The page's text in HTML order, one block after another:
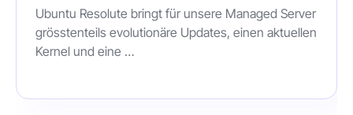
Ubuntu Resolute bringt für unsere Managed Server
grösstenteils evolutionäre Updates, einen aktuellen
Kernel und eine …